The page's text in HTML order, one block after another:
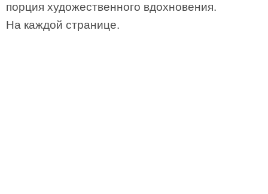
порция художественного вдохновения.
На каждой странице.